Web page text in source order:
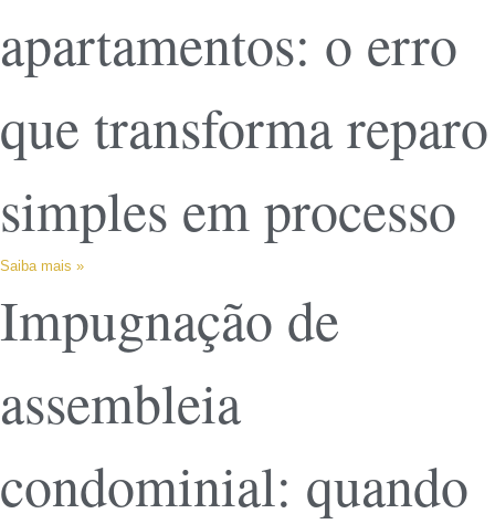
apartamentos: o erro
que transforma reparo
simples em processo
Saiba mais »
Impugnação de
assembleia
condominial: quando